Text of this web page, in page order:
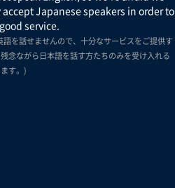
accept Japanese speakers in order to
service.
語を話せませんので、十分なサービスをご提供す
念ながら日本語を話す方たちのみを受け入れる
す。)